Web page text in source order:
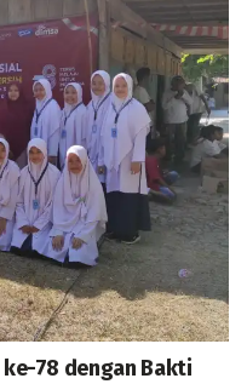
ke-78 dengan Bakti